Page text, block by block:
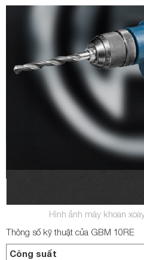
Hình ảnh máy khoan
Thông số kỹ thuật của GBM 10RE
Công suất